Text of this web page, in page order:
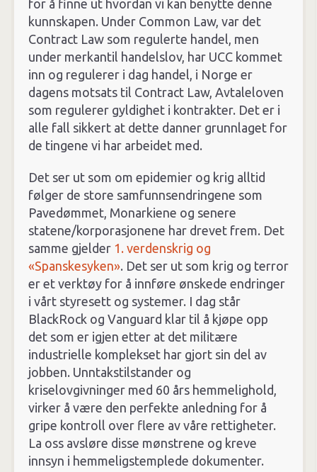
for å finne ut hvordan vi kan benytte denne
kunnskapen. Under Common Law, var det
Contract Law som regulerte handel, men
under merkantil handelslov, har UCC kommet
inn og regulerer i dag handel, i Norge er
dagens motsats til Contract Law, Avtaleloven
som regulerer gyldighet i kontrakter. Det er i
alle fall sikkert at dette danner grunnlaget for
de tingene vi har arbeidet med.
Det ser ut som om epidemier og krig alltid
følger de store samfunnsendringene som
Pavedømmet, Monarkiene og senere
statene/korporasjonene har drevet frem. Det
samme gjelder 1. verdenskrig og
«Spanskesyken». Det ser ut som krig og terror
er et verktøy for å innføre ønskede endringer
i vårt styresett og systemer. I dag står
BlackRock og Vanguard klar til å kjøpe opp
det som er igjen etter at det militære
industrielle komplekset har gjort sin del av
jobben. Unntakstilstander og
kriselovgivninger med 60 års hemmelighold,
virker å være den perfekte anledning for å
gripe kontroll over flere av våre rettigheter.
La oss avsløre disse mønstrene og kreve
innsyn i hemmeligstemplede dokumenter.